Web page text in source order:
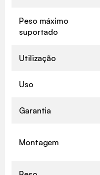
Peso máximo
suportado
Utilização
Uso
Garantia
Montagem